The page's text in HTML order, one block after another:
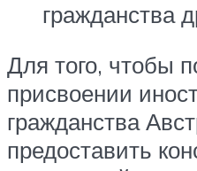
гражданства
Для того, чтобы
присвоении
гражданства
предоставить